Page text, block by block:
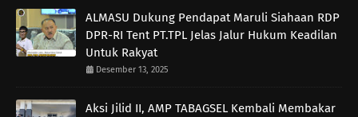
ALMASU Dukung Pendapat Maruli Siahaan RDP
DPR-RI Tent PT.TPL Jelas Jalur Hukum Keadilan
Untuk Rakyat
Desember 13, 2025
Aksi Jilid II, AMP TABAGSEL Kembali Membakar